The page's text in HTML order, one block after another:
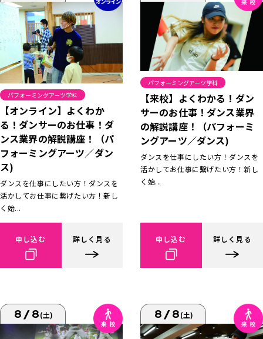
パフォーミングアーツ学科
【オンライン】よくわか
る！ダンサーのお仕事！ダ
ンス業界の解説講座！（パ
フォーミングアーツ／ダン
ス)
ダンスを仕事にしたい方！ダンスを
活かしてお仕事に繋げたい方！新し
く始...
申し込む 詳しく見る
パフォーミングアーツ学科
【来校】よくわかる！ダン
サーのお仕事！ダンス業界
の解説講座！（パフォーミ
ングアーツ／ダンス)
ダンスを仕事にしたい方！ダンスを
活かしてお仕事に繋げたい方！新し
く始...
申し込む 詳しく見る
8/8(土) 8/8(土)